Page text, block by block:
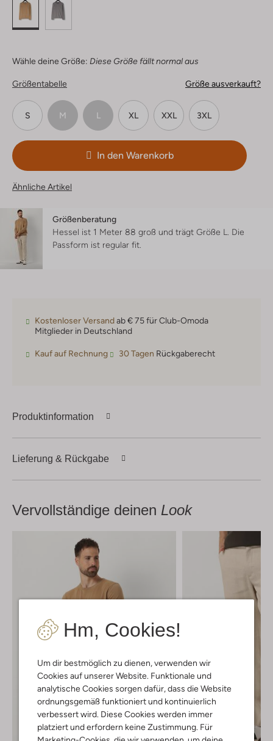
Hm, Cookies!
Um dir bestmöglich zu dienen, verwenden wir
Cookies auf unserer Website. Funktionale und
analytische Cookies sorgen dafür, dass die Website
ordnungsgemäß funktioniert und kontinuierlich
verbessert wird. Diese Cookies werden immer
platziert und erfordern keine Zustimmung. Für
Wähle deine Größe: Diese Größe fällt normal aus
Größentabelle Größe ausverkauft?
S M L XL XXL 3XL
In den Warenkorb
Ähnliche Artikel
Größenberatung
Hessel ist 1 Meter 88 groß und trägt Größe L. Die
Passform ist regular fit
Kostenloser Versandab € 75 für Club-Omoda
Mitglieder in Deutschland
Kauf auf Rechnung 30 Tagen Rückgaberecht
Produktinformation
Lieferung & Rückgabe
Vervollständige deinen Look